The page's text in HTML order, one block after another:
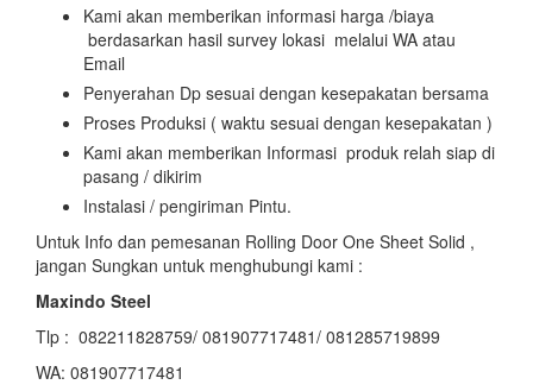
Kami akan memberikan informasi harga /biaya
berdasarkan hasil survey lokasi melalui WA atau
Email
Penyerahan Dp sesuai dengan kesepakatan bersama
Proses Produksi ( waktu sesuai dengan kesepakatan )
Kami akan memberikan Informasi produk relah siap di
pasang / dikirim
Instalasi / pengiriman Pintu.
Untuk Info dan pemesanan Rolling Door One Sheet Solid ,
jangan Sungkan untuk menghubungi kami :
Maxindo Steel
Tlp : 082211828759/ 081907717481/ 081285719899
WA: 081907717481